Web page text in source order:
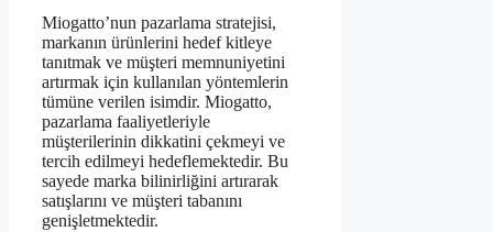
Miogatto’nun pazarlama stratejisi,
markanın ürünlerini hedef kitleye
tanıtmak ve müşteri memnuniyetini
artırmak için kullanılan yöntemlerin
tümüne verilen isimdir. Miogatto,
pazarlama faaliyetleriyle
müşterilerinin dikkatini çekmeyi ve
tercih edilmeyi hedeflemektedir. Bu
sayede marka bilinirliğini artırarak
satışlarını ve müşteri tabanını
genişletmektedir.